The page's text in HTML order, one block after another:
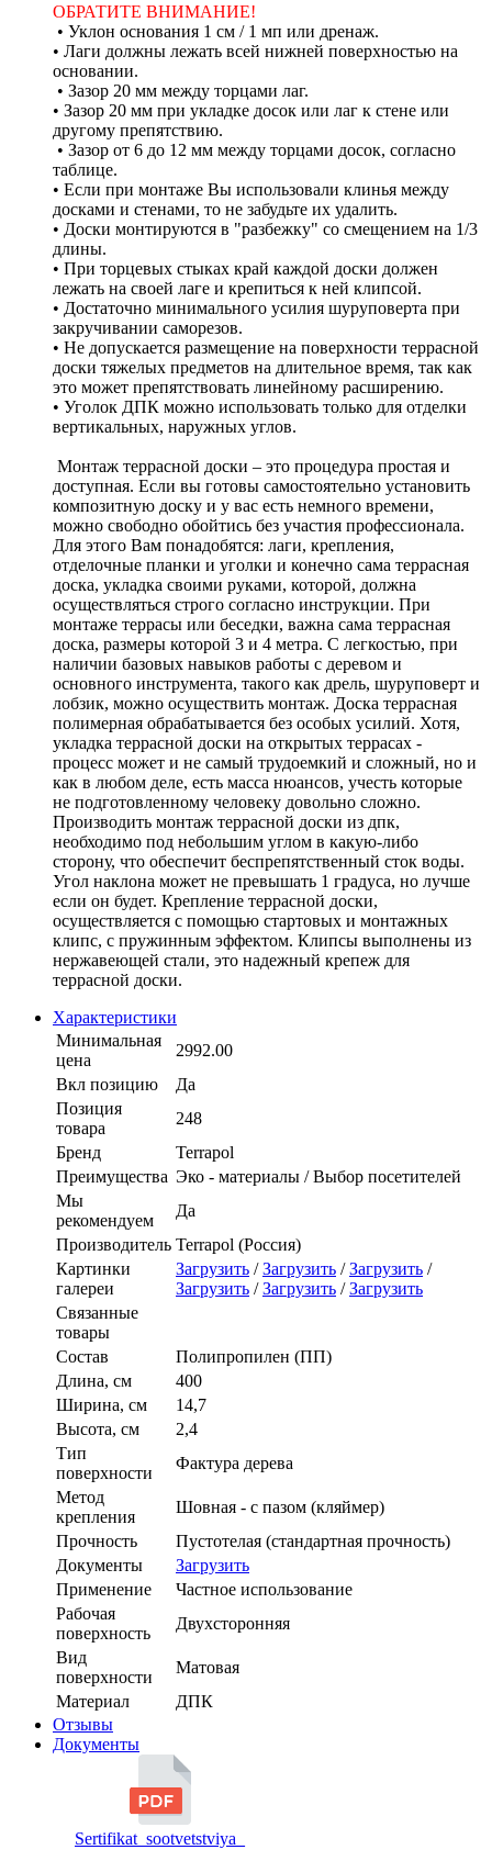
ОБРАТИТЕ ВНИМАНИЕ!
• Уклон основания 1 см / 1 мп или дренаж.
• Лаги должны лежать всей нижней поверхностью на
основании.
• Зазор 20 мм между торцами лаг.
• Зазор 20 мм при укладке досок или лаг к стене или
другому препятствию.
• Зазор от 6 до 12 мм между торцами досок, согласно
таблице.
• Если при монтаже Вы использовали клинья между
досками и стенами, то не забудьте их удалить.
• Доски монтируются в "разбежку" со смещением на 1/3
длины.
• При торцевых стыках край каждой доски должен
лежать на своей лаге и крепиться к ней клипсой.
• Достаточно минимального усилия шуруповерта при
закручивании саморезов.
• Не допускается размещение на поверхности террасной
доски тяжелых предметов на длительное время, так как
это может препятствовать линейному расширению.
• Уголок ДПК можно использовать только для отделки
вертикальных, наружных углов.
Монтаж террасной доски – это процедура простая и
доступная. Если вы готовы самостоятельно установить
композитную доску и у вас есть немного времени,
можно свободно обойтись без участия профессионала.
Для этого Вам понадобятся: лаги, крепления,
отделочные планки и уголки и конечно сама террасная
доска, укладка своими руками, которой, должна
осуществляться строго согласно инструкции. При
монтаже террасы или беседки, важна сама террасная
доска, размеры которой 3 и 4 метра. С легкостью, при
наличии базовых навыков работы с деревом и
основного инструмента, такого как дрель, шуруповерт и
лобзик, можно осуществить монтаж. Доска террасная
полимерная обрабатывается без особых усилий. Хотя,
укладка террасной доски на открытых террасах -
процесс может и не самый трудоемкий и сложный, но и
как в любом деле, есть масса нюансов, учесть которые
не подготовленному человеку довольно сложно.
Производить монтаж террасной доски из дпк,
необходимо под небольшим углом в какую-либо
сторону, что обеспечит беспрепятственный сток воды.
Угол наклона может не превышать 1 градуса, но лучше
если он будет. Крепление террасной доски,
осуществляется с помощью стартовых и монтажных
клипс, с пружинным эффектом. Клипсы выполнены из
нержавеющей стали, это надежный крепеж для
террасной доски.
Характеристики
Минимальная
цена
2992.00
Вкл позицию
Да
Позиция
товара
248
Бренд
Terrapol
Преимущества Эко - материалы / Выбор посетителей
Мы
рекомендуем
Да
Производитель Terrapol (Россия)
Картинки
галереи
Загрузить /Загрузить /Загрузить /
Загрузить /Загрузить /Загрузить
Связанные
товары
Состав
Полипропилен (ПП)
Длина, см
400
Ширина, см
14,7
Высота, см
2,4
Тип
поверхности
Фактура дерева
Метод
крепления
Шовная - с пазом (кляймер)
Прочность
Пустотелая (стандартная прочность)
Документы
Загрузить
Применение
Частное использование
Рабочая
поверхность
Двухсторонняя
Вид
поверхности
Матовая
Материал
ДПК
Отзывы
Документы
Sertifikat_sootvetstviya_